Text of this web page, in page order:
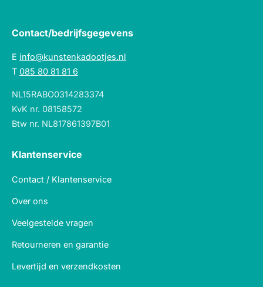
Contact/bedrijfsgegevens
E info@kunstenkadootjes.nl
T 085 80 81 81 6
NL15RABO0314283374
KvK nr. 08158572
Btw nr. NL817861397B01
Klantenservice
Contact / Klantenservice
Over ons
Veelgestelde vragen
Retourneren en garantie
Levertijd en verzendkosten